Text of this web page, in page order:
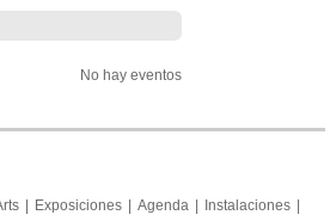
No hay eventos
Exposiciones Agenda
Instalaciones